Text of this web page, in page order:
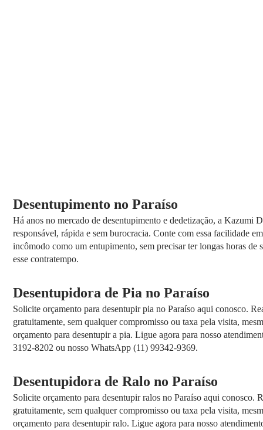
Desentupimento no Paraíso
Há anos no mercado de desentupimento e dedetização, a Kazumi
responsável, rápida e sem burocracia. Conte com essa facilidade
incômodo como um entupimento, sem precisar ter longas horas de
esse contratempo.
Desentupidora de Pia no Paraíso
Solicite orçamento para desentupir pia no Paraíso aqui conosco.
gratuitamente, sem qualquer compromisso ou taxa pela visita,
orçamento para desentupir a pia. Ligue agora para nosso
3192-8202 ou nosso WhatsApp (11) 99342-9369.
Desentupidora de Ralo no Paraíso
Solicite orçamento para desentupir ralos no Paraíso aqui conosco.
gratuitamente, sem qualquer compromisso ou taxa pela visita,
orçamento para desentupir ralo. Ligue agora para nosso